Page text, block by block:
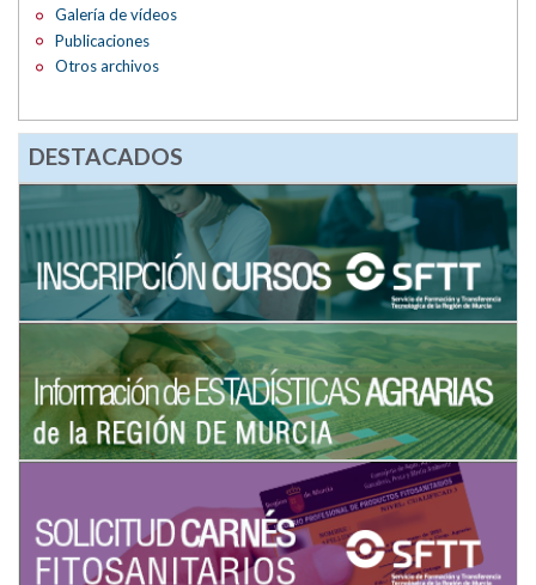
Galería de vídeos
Publicaciones
Otros archivos
DESTACADOS